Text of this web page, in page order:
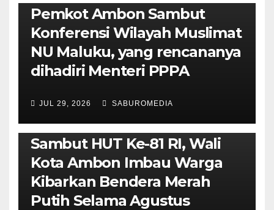
Pemkot Ambon Sambut
Konferensi Wilayah Muslimat
NU Maluku, yang rencananya
dihadiri Menteri PPPA
JUL 29, 2026 SABUROMEDIA
AMBON METRO POLITIK & PEMERINTAHAN
Sambut HUT Ke-81 RI, Wali
Kota Ambon Imbau Warga
Kibarkan Bendera Merah
Putih Selama Agustus